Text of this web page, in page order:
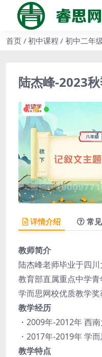
首页 初中课程 初中二年
陆杰峰-2023
详情介绍 常
教师简介
陆杰峰老师毕业于四
教育部直属重点中学
学而思网校优质教学
教学经历
・2009年-2012年 西
・2017年-2019年 学
教学特点